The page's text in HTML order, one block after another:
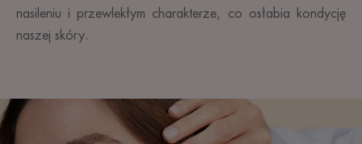
nasileniu i przewlekłym charakterze, co osłabia kondycję
naszej skóry.